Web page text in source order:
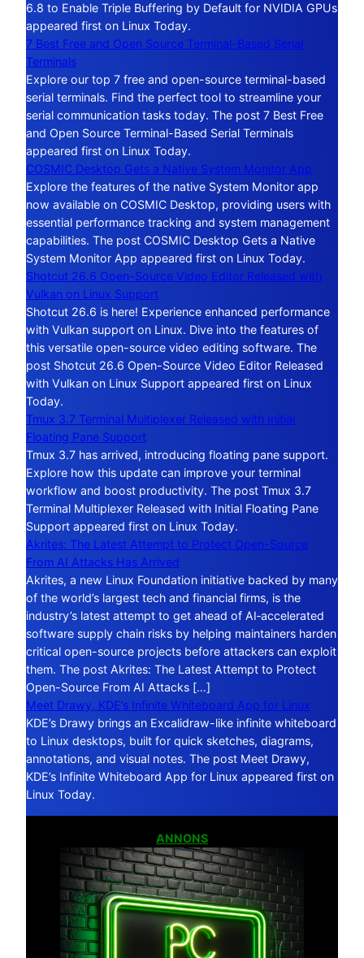
6.8 to Enable Triple Buffering by Default for NVIDIA GPUs
appeared first on Linux Today.
7 Best Free and Open Source Terminal-Based Serial
Terminals
Explore our top 7 free and open-source terminal-based
serial terminals. Find the perfect tool to streamline your
serial communication tasks today. The post 7 Best Free
and Open Source Terminal-Based Serial Terminals
appeared first on Linux Today.
COSMIC Desktop Gets a Native System Monitor App
Explore the features of the native System Monitor app
now available on COSMIC Desktop, providing users with
essential performance tracking and system management
capabilities. The post COSMIC Desktop Gets a Native
System Monitor App appeared first on Linux Today.
Shotcut 26.6 Open-Source Video Editor Released with
Vulkan on Linux Support
Shotcut 26.6 is here! Experience enhanced performance
with Vulkan support on Linux. Dive into the features of
this versatile open-source video editing software. The
post Shotcut 26.6 Open-Source Video Editor Released
with Vulkan on Linux Support appeared first on Linux
Today.
Tmux 3.7 Terminal Multiplexer Released with Initial
Floating Pane Support
Tmux 3.7 has arrived, introducing floating pane support.
Explore how this update can improve your terminal
workflow and boost productivity. The post Tmux 3.7
Terminal Multiplexer Released with Initial Floating Pane
Support appeared first on Linux Today.
Akrites: The Latest Attempt to Protect Open-Source
From AI Attacks Has Arrived
Akrites, a new Linux Foundation initiative backed by many
of the world’s largest tech and financial firms, is the
industry’s latest attempt to get ahead of AI‑accelerated
software supply chain risks by helping maintainers harden
critical open-source projects before attackers can exploit
them. The post Akrites: The Latest Attempt to Protect
Open-Source From AI Attacks […]
Meet Drawy, KDE’s Infinite Whiteboard App for Linux
KDE’s Drawy brings an Excalidraw-like infinite whiteboard
to Linux desktops, built for quick sketches, diagrams,
annotations, and visual notes. The post Meet Drawy,
KDE’s Infinite Whiteboard App for Linux appeared first on
Linux Today.
ANNONS